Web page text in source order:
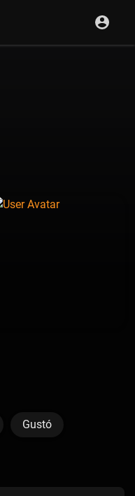
Gustó